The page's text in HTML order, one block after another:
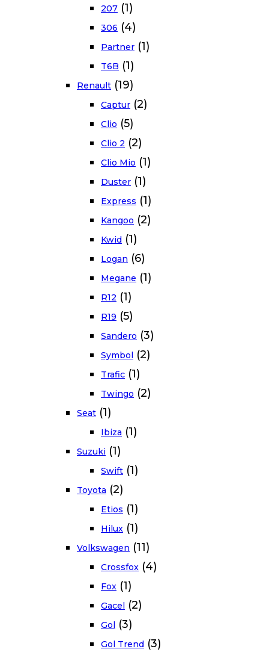
207 (1)
306 (4)
Partner (1)
T6B (1)
Renault (19)
Captur (2)
Clio (5)
Clio 2 (2)
Clio Mio (1)
Duster (1)
Express (1)
Kangoo (2)
Kwid (1)
Logan (6)
Megane (1)
R12 (1)
R19 (5)
Sandero (3)
Symbol (2)
Trafic (1)
Twingo (2)
Seat (1)
Ibiza (1)
Suzuki (1)
Swift (1)
Toyota (2)
Etios (1)
Hilux (1)
Volkswagen (11)
Crossfox (4)
Fox (1)
Gacel (2)
Gol (3)
Gol Trend (3)